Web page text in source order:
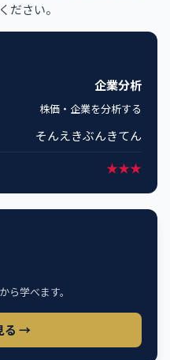
ださい。
企業分析
株価・企業を分析する
そんえきぶんきてん
★★★
ら学べます。
る →